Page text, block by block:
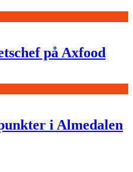
på Axfood
i Almedalen